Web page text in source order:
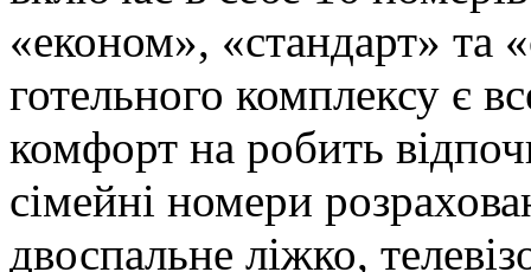
«економ», «стандарт» та
готельного комплексу є
комфорт на робить
сімейні номери
двоспальне ліжко,